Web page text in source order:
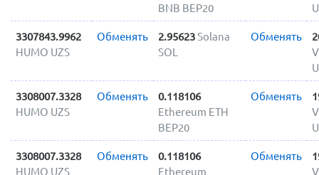
BNB BEP20
3307843.9962
HUMO UZS
Обменять 2.95623Solana
SOL
Обменять
3308007.3328
HUMO UZS
Обменять
0.118106
Ethereum ETH
BEP20
Обменять
3308007.3328
HUMO UZS
Обменять
0.118106
Ethereum
Обменять